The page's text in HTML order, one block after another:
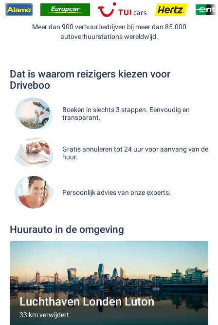
Meer dan 900 verhuurbedrijven bij meer dan 85.000
autoverhuurstations wereldwijd.
Dat is waarom reizigers kiezen voor
Driveboo
Boeken in slechts 3 stappen. Eenvoudig en
transparant.
Gratis annuleren tot 24 uur voor aanvang van de
huur.
Persoonlijk advies van onze experts.
Huurauto in de omgeving
Luchthaven Londen Luton
33 km verwijdert